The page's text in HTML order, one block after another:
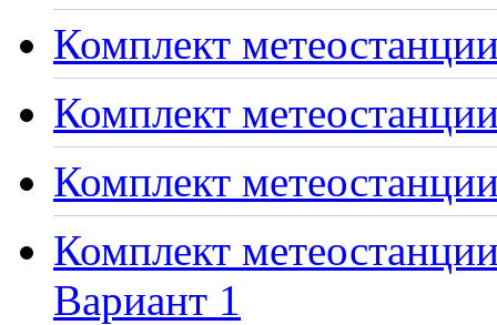
Комплект
Комплект
Комплект
Комплект
Вариант 1